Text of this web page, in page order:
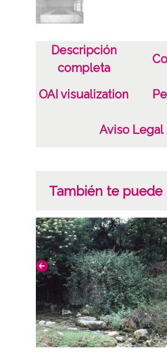
Descripción
completa
OAI visualization
Aviso Legal
También te puede